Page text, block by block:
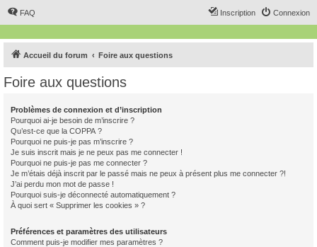
FAQ Connexion
Inscription
Accueil du forum Foire aux questions
Foire aux questions
Problèmes de connexion et d’inscription
Pourquoi ai-je besoin de m’inscrire ?
Qu’est-ce que la COPPA ?
Pourquoi ne puis-je pas m’inscrire ?
Je suis inscrit mais je ne peux pas me connecter !
Pourquoi ne puis-je pas me connecter ?
Je m’étais déjà inscrit par le passé mais ne peux à présent plus me connecter ?!
J’ai perdu mon mot de passe !
Pourquoi suis-je déconnecté automatiquement ?
À quoi sert « Supprimer les cookies » ?
Préférences et paramètres des utilisateurs
Comment puis-je modifier mes paramètres ?